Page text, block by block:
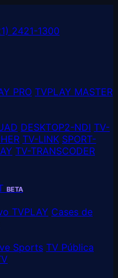
2421-1300
PRO TVPLAY MASTER
DESKTOP2-NDI TV-
TV-LINK SPORT-
TV-TRANSCODER
BETA
TVPLAY Cases de
Sports TV Pública